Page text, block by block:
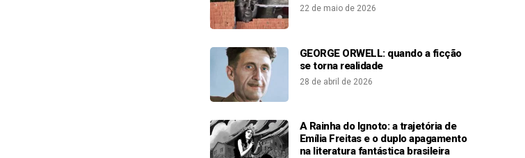
22 de maio de 2026
GEORGE ORWELL: quando a ficção
se torna realidade
28 de abril de 2026
A Rainha do Ignoto: a trajetória de
Emília Freitas e o duplo apagamento
na literatura fantástica brasileira